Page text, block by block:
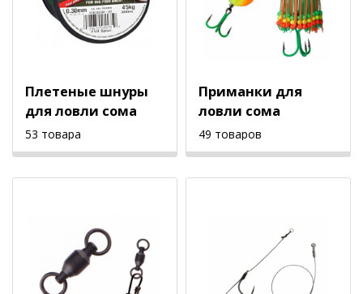
Плетеные шнуры
для ловли сома
53 товара
Приманки для
ловли сома
49 товаров